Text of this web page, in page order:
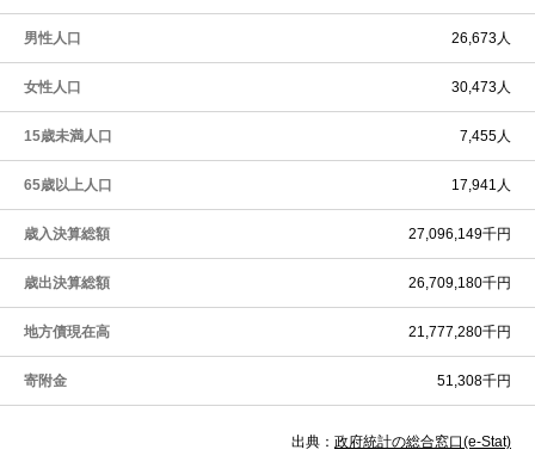
男性人口 26,673人
女性人口 30,473人
15歳未満人口 7,455人
65歳以上人口 17,941人
歳入決算総額 27,096,149千円
歳出決算総額 26,709,180千円
地方債現在高 21,777,280千円
寄附金 51,308千円
出典： 政府統計の総合窓口(e-Stat)